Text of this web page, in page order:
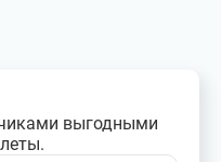
выгодными